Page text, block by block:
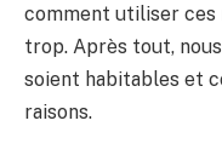
comment utiliser ces
trop. Après tout,
soient habitables et
raisons.